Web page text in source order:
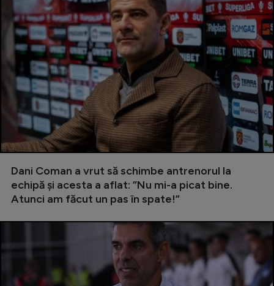
Dani Coman a vrut să schimbe antrenorul la
echipă și acesta a aflat: ”Nu mi-a picat bine.
Atunci am făcut un pas în spate!”